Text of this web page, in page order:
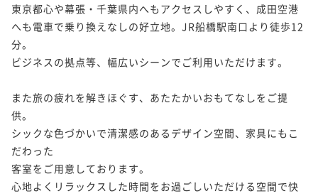
東京都心や幕張・千葉県内へもアクセスしやすく、成田空港
へも電車で乗り換えなしの好立地。JR船橋駅南口より徒歩12
分。
ビジネスの拠点等、幅広いシーンでご利用いただけます。
また旅の疲れを解きほぐす、あたたかいおもてなしをご提
供。
シックな色づかいで清潔感のあるデザイン空間、家具にもこ
だわった
客室をご用意しております。
心地よくリラックスした時間をお過ごしいただける空間で快